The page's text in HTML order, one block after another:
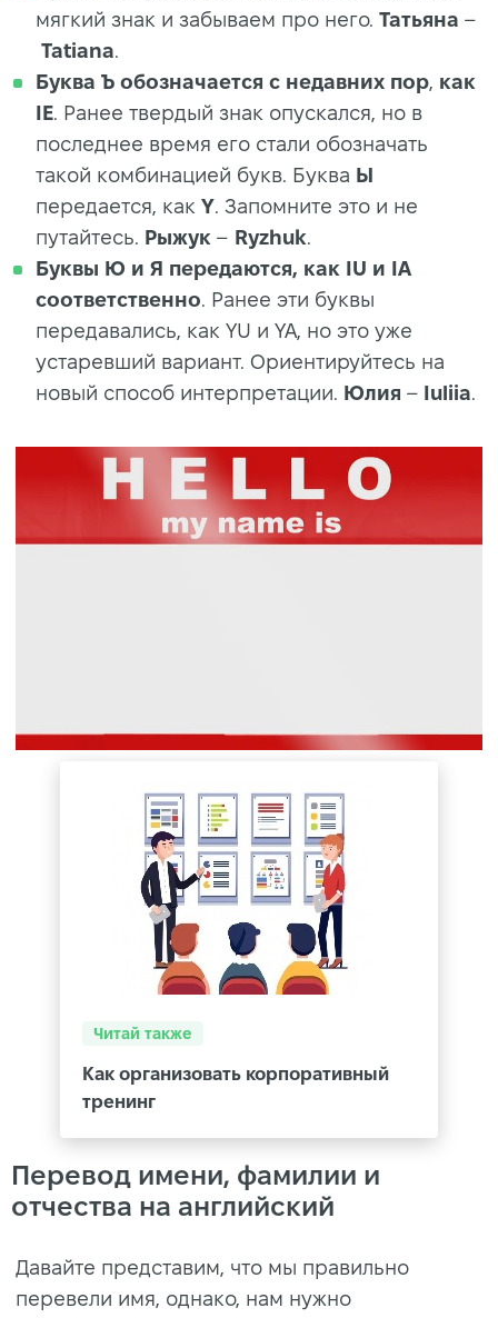
мягкий знак и забываем про него. Татьяна –
Tatiana.
Буква Ъ обозначается с недавних пор, как
IE. Ранее твердый знак опускался, но в
последнее время его стали обозначать
такой комбинацией букв. Буква Ы
передается, как Y. Запомните это и не
путайтесь. Рыжук – Ryzhuk.
Буквы Ю и Я передаются, как IU и IA
соответственно. Ранее эти буквы
передавались, как YU и YA, но это уже
устаревший вариант. Ориентируйтесь на
новый способ интерпретации. Юлия – Iuliia.
Читай также
Как организовать корпоративный
тренинг
Перевод имени, фамилии и
отчества на английский
Давайте представим, что мы правильно
перевели имя, однако, нам нужно